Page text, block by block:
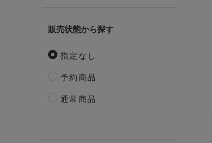
販売状態
指定なし
予約商品
通常商品